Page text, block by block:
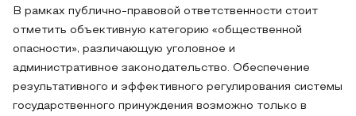
В рамках публично-правовой ответственности стоит
отметить объективную категорию «общественной
опасности», различающую уголовное и
административное законодательство. Обеспечение
результативного и эффективного регулирования системы
государственного принуждения возможно только в